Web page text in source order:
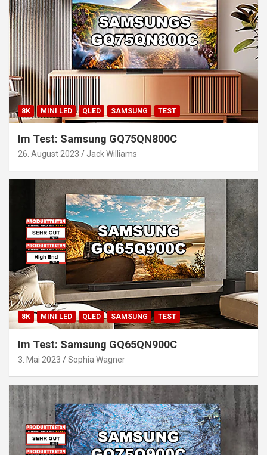
8K MINI LED QLED SAMSUNG TEST
Im Test: Samsung GQ75QN800C
26. August 2023 Jack Williams
8K MINI LED QLED SAMSUNG TEST
Im Test: Samsung GQ65QN900C
3. Mai 2023 Sophia Wagner